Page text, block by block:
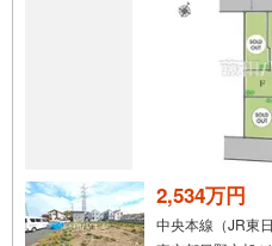
る
・
条
2,534万円
中央本線（JR東